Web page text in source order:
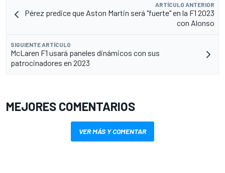
ARTÍCULO ANTERIOR
Pérez predice que Aston Martin será "fuerte" en la F1 2023
con Alonso
SIGUIENTE ARTÍCULO
McLaren F1 usará paneles dinámicos con sus
patrocinadores en 2023
MEJORES COMENTARIOS
VER MÁS Y COMENTAR